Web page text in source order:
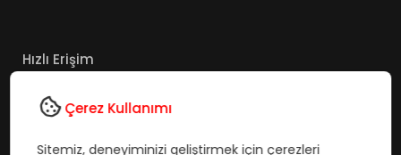
Hızlı Erişim
Çerez Kullanımı
Sitemiz, deneyiminizi geliştirmek için çerezleri